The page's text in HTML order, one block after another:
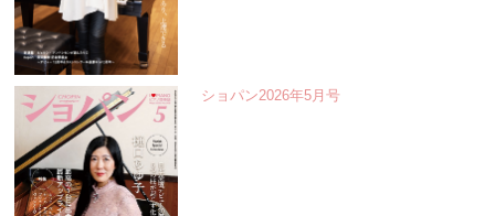
ショパン2026年5月号